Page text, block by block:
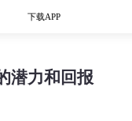
下载APP
潜力和回报